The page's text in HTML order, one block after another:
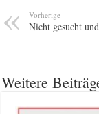
Vorherige
Nicht gesucht
Weitere